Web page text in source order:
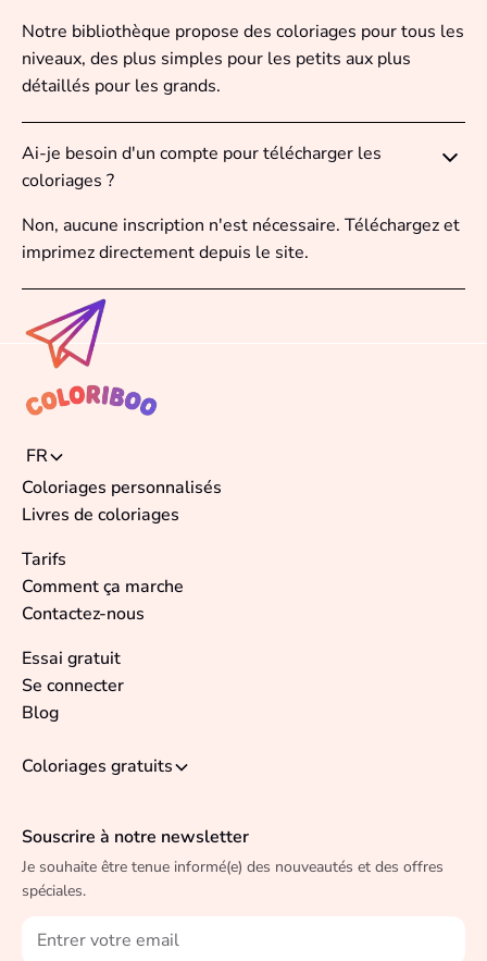
Notre bibliothèque propose des coloriages pour tous les
niveaux, des plus simples pour les petits aux plus
détaillés pour les grands.
Ai-je besoin d'un compte pour télécharger les
coloriages ?
Non, aucune inscription n'est nécessaire. Téléchargez et
imprimez directement depuis le site.
FR
Coloriages personnalisés
Livres de coloriages
Tarifs
Comment ça marche
Contactez-nous
Essai gratuit
Se connecter
Blog
Souscrire à notre newsletter
Je souhaite être tenue informé(e) des nouveautés et des offres
spéciales.
Coloriages gratuits